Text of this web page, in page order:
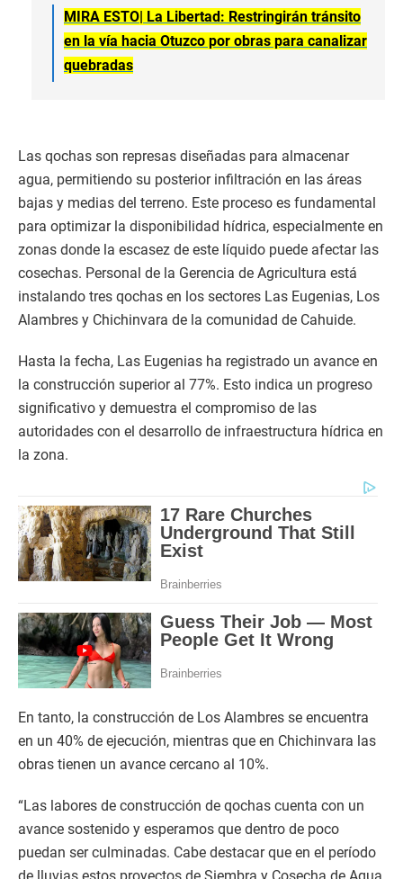
MIRA ESTO| La Libertad: Restringirán tránsito
en la vía hacia Otuzco por obras para canalizar
quebradas
Las qochas son represas diseñadas para almacenar
agua, permitiendo su posterior infiltración en las áreas
bajas y medias del terreno. Este proceso es fundamental
para optimizar la disponibilidad hídrica, especialmente en
zonas donde la escasez de este líquido puede afectar las
cosechas. Personal de la Gerencia de Agricultura está
instalando tres qochas en los sectores Las Eugenias, Los
Alambres y Chichinvara de la comunidad de Cahuide.
Hasta la fecha, Las Eugenias ha registrado un avance en
la construcción superior al 77%. Esto indica un progreso
significativo y demuestra el compromiso de las
autoridades con el desarrollo de infraestructura hídrica en
la zona.
En tanto, la construcción de Los Alambres se encuentra
en un 40% de ejecución, mientras que en Chichinvara las
obras tienen un avance cercano al 10%.
“Las labores de construcción de qochas cuenta con un
avance sostenido y esperamos que dentro de poco
puedan ser culminadas. Cabe destacar que en el período
de lluvias estos proyectos de Siembra y Cosecha de Agua